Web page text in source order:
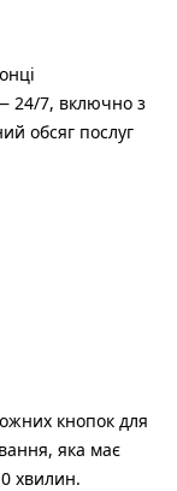
24/7, включно з
обсяг послуг
кнопок для
яка має
хвилин.